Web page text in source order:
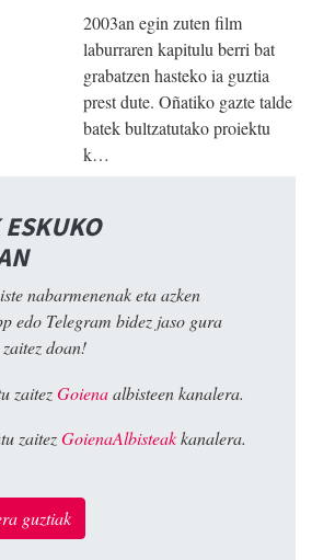
2003an egin zuten film
laburraren kapitulu berri bat
grabatzen hasteko ia guztia
prest dute. Oñatiko gazte talde
batek bultzatutako proiektu
k…
nabarmenenak eta azken
edo Telegram bidez jaso gura
doan!
zaitezGoienaalbisteen kanalera.
zaitezGoienaAlbisteakkanalera.
guztiak